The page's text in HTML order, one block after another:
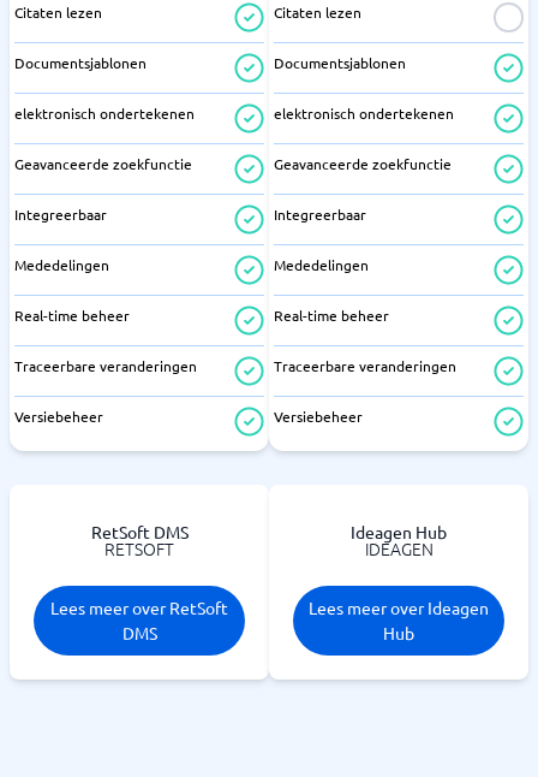
Citaten lezen
Documentsjablonen
elektronisch ondertekenen
Geavanceerde zoekfunctie
Integreerbaar
Mededelingen
Real-time beheer
Traceerbare veranderingen
Versiebeheer
Citaten lezen
Documentsjablonen
elektronisch ondertekenen
Geavanceerde zoekfunctie
Integreerbaar
Mededelingen
Real-time beheer
Traceerbare veranderingen
Versiebeheer
RetSoft DMS
RETSOFT
Lees meer over RetSoft
DMS
Ideagen Hub
IDEAGEN
Lees meer over Ideagen
Hub